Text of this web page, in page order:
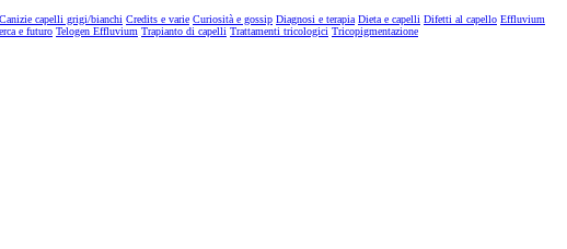
Canizie capelli grigi/bianchi Credits e varie Curiosità e gossip Diagnosi e terapia Dieta e capelli Difetti al capello Effluvium
e futuro Telogen Effluvium Trapianto di capelli Trattamenti tricologici Tricopigmentazione